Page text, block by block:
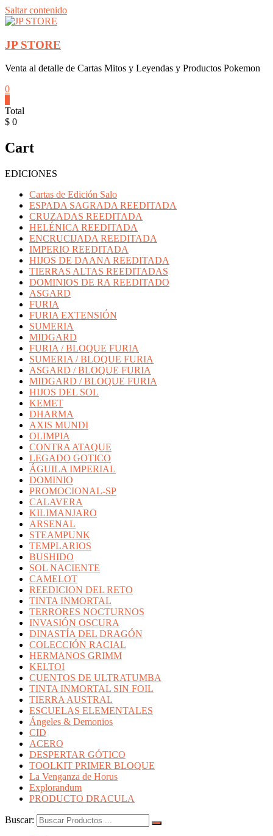
Saltar contenido
JP STORE
Venta al detalle de Cartas Mitos y Leyendas y Productos Pokemon
0
Total
$ 0
Cart
EDICIONES
Cartas de Edición Salo
ESPADA SAGRADA REEDITADA
CRUZADAS REEDITADA
HELÉNICA REEDITADA
ENCRUCIJADA REEDITADA
IMPERIO REEDITADA
HIJOS DE DAANA REEDITADA
TIERRAS ALTAS REEDITADAS
DOMINIOS DE RA REEDITADO
ASGARD
FURIA
FURIA EXTENSIÓN
SUMERIA
MIDGARD
FURIA / BLOQUE FURIA
SUMERIA / BLOQUE FURIA
ASGARD / BLOQUE FURIA
MIDGARD / BLOQUE FURIA
HIJOS DEL SOL
KEMET
DHARMA
AXIS MUNDI
OLIMPIA
CONTRA ATAQUE
LEGADO GOTICO
ÁGUILA IMPERIAL
DOMINIO
PROMOCIONAL-SP
CALAVERA
KILIMANJARO
ARSENAL
STEAMPUNK
TEMPLARIOS
BUSHIDO
SOL NACIENTE
CAMELOT
REEDICION DEL RETO
TINTA INMORTAL
TERRORES NOCTURNOS
INVASIÓN OSCURA
DINASTÍA DEL DRAGÓN
COLECCIÓN RACIAL
HERMANOS GRIMM
KELTOI
CUENTOS DE ULTRATUMBA
TINTA INMORTAL SIN FOIL
TIERRA AUSTRAL
ESCUELAS ELEMENTALES
Ángeles & Demonios
CID
ACERO
DESPERTAR GÓTICO
TOOLKIT PRIMER BLOQUE
La Venganza de Horus
Explorandum
PRODUCTO DRACULA
Buscar: